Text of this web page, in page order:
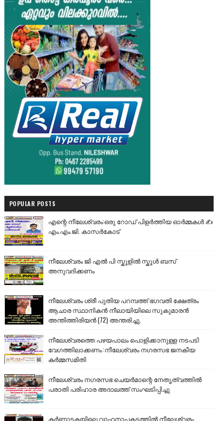
POPULAR POSTS
എന്റെ നീലേശ്വരം:ഒരു റോഡ് പിളർത്തിയ ഓർമ്മകൾ ✍️
എം.എം.ജി. കാസർകോട്
നീലേശ്വരം ജി എൽ പി സ്കൂളിൽ സ്കൂൾ ബസ്
അനുവദിക്കണം
നീലേശ്വരം ശ്രീ പുതിയ പറമ്പത്ത് ഭഗവതി ക്ഷേത്രം
ആചാര സ്ഥാനികൻ നീലായിയിലെ സുകുമാരൻ
അന്തിത്തിരിയൻ (72) അന്തരിച്ചു.
നീലേശ്വരത്തെ പഴയപാലം പൊളിക്കാനുള്ള നടപടി
വേഗത്തിലാക്കണം :നീലേശ്വരം നഗരസഭ ജനകീയ
കർമ്മസമിതി
നീലേശ്വരം നഗരസഭ ചെയർമാന്റെ നേതൃത്വത്തിൽ
പരാതി പരിഹാര അദാലത്ത് സംഘടിപ്പിച്ചു
കർണാടകയിലെ വാഹനാപകടത്തിൽ നീലേശ്വരം